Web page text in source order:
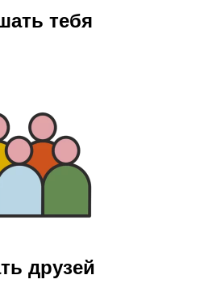
тебя
друзей